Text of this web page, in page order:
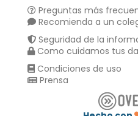
Preguntas más
Recomienda a un
Seguridad de la
Como cuidamos tus
Condiciones de uso
Prensa